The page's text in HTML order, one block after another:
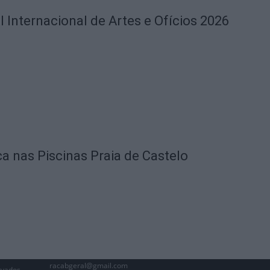
Internacional de Artes e Ofícios 2026
nas Piscinas Praia de Castelo
racabgeral@gmail.com